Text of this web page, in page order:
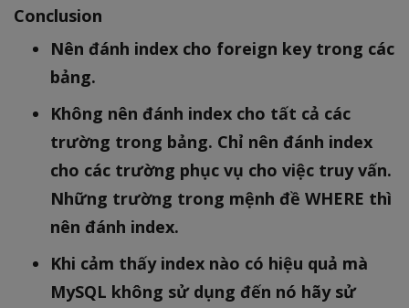
Conclusion
Nên đánh index cho foreign key trong các
bảng.
Không nên đánh index cho tất cả các
trường trong bảng. Chỉ nên đánh index
cho các trường phục vụ cho việc truy vấn.
Những trường trong mệnh đề WHERE thì
nên đánh index.
Khi cảm thấy index nào có hiệu quả mà
MySQL không sử dụng đến nó hãy sử